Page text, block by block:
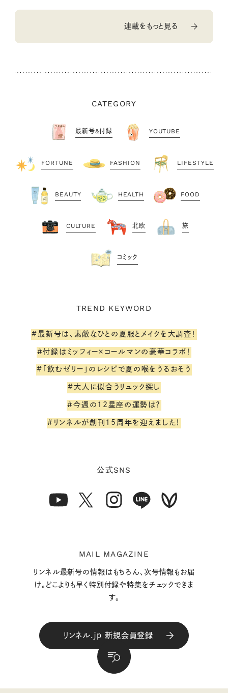
連載をもっと見る
CATEGORY
最新号&付録 YOUTUBE
FORTUNE FASHION LIFESTYLE
BEAUTY HEALTH FOOD
CULTURE 北欧 旅
コミック
TREND KEYWORD
#最新号は、素敵なひとの夏服とメイクを大調査！
#付録はミッフィー×コールマンの豪華コラボ！
#「飲むゼリー」のレシピで夏の喉をうるおそう
#大人に似合うリュック探し
#今週の12星座の運勢は？
#リンネルが創刊15周年を迎えました！
公式SNS
MAIL MAGAZINE
リンネル最新号の情報はもちろん、次号情報もお届
け。どこよりも早く特別付録や特集をチェックできま
す。
リンネル.jp 新規会員登録